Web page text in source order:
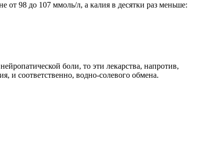
от 98 до 107 ммоль/л, а калия в десятки раз меньше:
боли, то эти лекарства, напротив,
и соответственно, водно-солевого обмена.